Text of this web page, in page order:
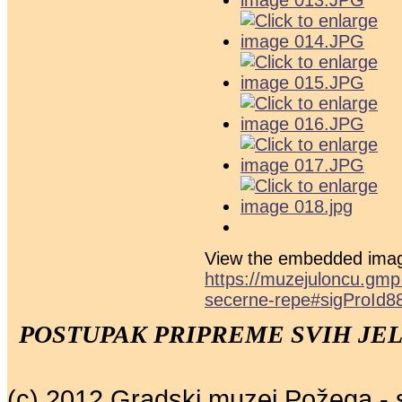
View the embedded
https://
secerne-
POSTUPAK PRIPREME SVIH